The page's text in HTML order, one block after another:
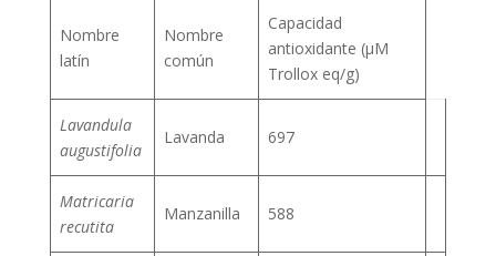
Nombre
latín
Nombre
común
Capacidad
antioxidante (µM
Trollox eq/g)
Lavandula
augustifolia
Lavanda 697
Matricaria
recutita
Manzanilla 588